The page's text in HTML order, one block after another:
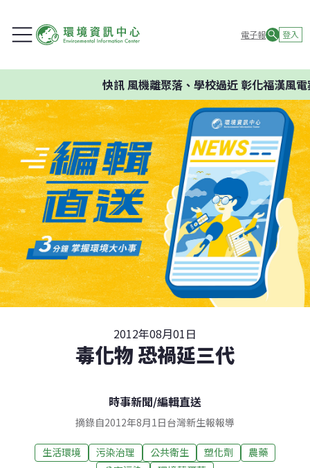
電子報 登入
快訊風機離聚落、學校過近 彰化福漢風電
2012年08月01日
毒化物 恐禍延三代
時事新聞/編輯直送
摘錄自2012年8月1日台灣新生報報導
生活環境 污染治理 公共衛生 塑化劑
農藥